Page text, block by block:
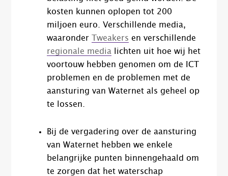
kosten kunnen oplopen tot 200
miljoen euro. Verschillende media,
waaronderTweakers en verschillende
regionale media lichten uit hoe wij het
voortouw hebben genomen om de ICT
problemen en de problemen met de
aansturing van Waternet als geheel op
te lossen.
Bij de vergadering over de aansturing
van Waternet hebben we enkele
belangrijke punten binnengehaald om
te zorgen dat het waterschap